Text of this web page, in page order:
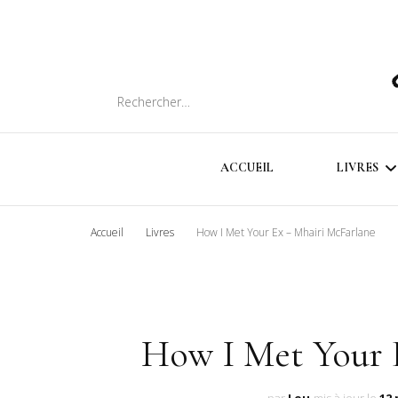
Rechercher :
ACCUEIL LIVRES
Accueil Livres How I Met Your Ex – Mhairi McFarlane
How I Met Your